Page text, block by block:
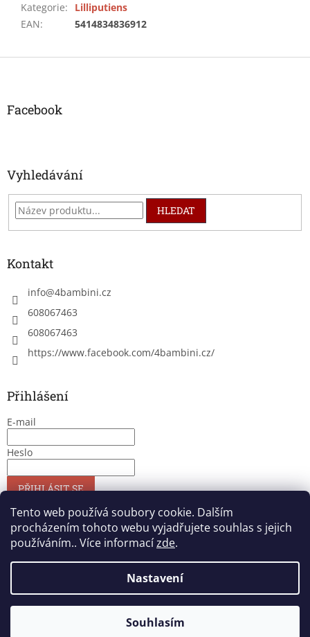
Tento web používá soubory cookie. Dalším
procházením tohoto webu vyjadřujete souhlas s jejich
používáním.. Více informacízde.
Nastavení
Souhlasím
Kategorie:
Lilliputiens
EAN: 5414834836912
Z
Facebook
Vyhledávání
HLEDAT
Kontakt
info@4bambini.cz
608067463
608067463
https://www.facebook.com/4bambini.cz/
Přihlášení
E-mail
Heslo
PŘIHLÁSIT SE
Nová registraceZapomenuté heslo
nastavení cookies